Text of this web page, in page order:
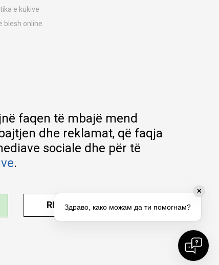
e kukive
blesh online
faqen të mbajë mend
dhe reklamat, që faqja
sociale dhe për të
.
RREGULLO PARAMETRAT
✕
Здраво, како можам да ти помогнам?